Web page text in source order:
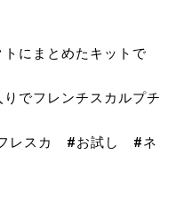
にまとめたキットで
でフレンチスカルプチ
レスカ #お試し #ネ